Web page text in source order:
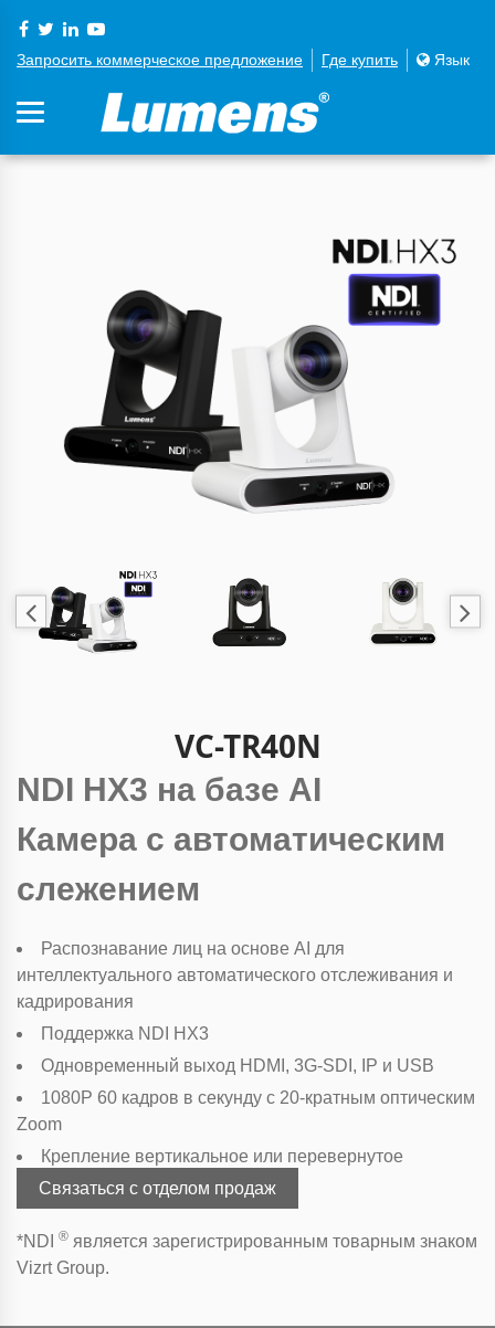
Запросить коммерческое предложение Где купить Язык
VC-TR40N
NDI HX3 на базе AI
Камера с автоматическим
слежением
Распознавание лиц на основе AI для
интеллектуального автоматического отслеживания и
кадрирования
Поддержка NDI HX3
Одновременный выход HDMI, 3G-SDI, IP и USB
1080P 60 кадров в секунду с 20-кратным оптическим
Zoom
Крепление вертикальное или перевернутое
Связаться с отделом продаж
*NDI ® является зарегистрированным товарным знаком
Vizrt Group.